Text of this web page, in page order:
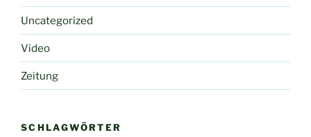
Uncategorized
Video
Zeitung
SCHLAGWÖRTER